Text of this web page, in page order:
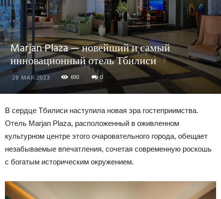
Marjan Plaza — новейший и самый
инновационный отель Тбилиси
28 МАЯ 2023 690 0
В сердце Тбилиси наступила новая эра гостеприимства.
Отель Marjan Plaza, расположенный в оживленном
культурном центре этого очаровательного города, обещает
незабываемые впечатления, сочетая современную роскошь
с богатым историческим окружением.